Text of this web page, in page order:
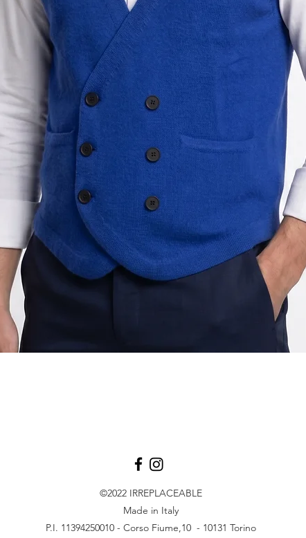
©2022 IRREPLACEABLE
Made in Italy
P.I. 11394250010 - Corso Fiume,10 - 10131 Torino